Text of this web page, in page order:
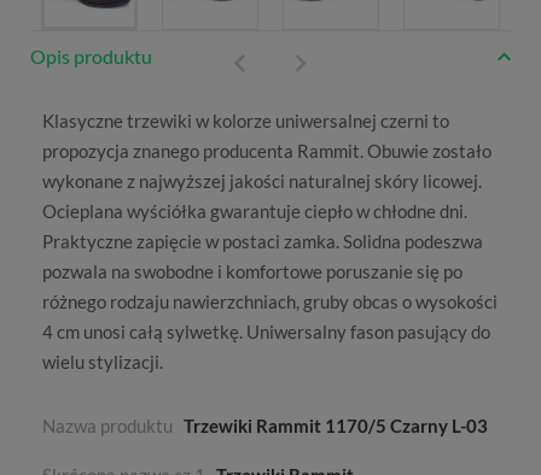
Opis produktu
Klasyczne trzewiki w kolorze uniwersalnej czerni to
propozycja znanego producenta Rammit. Obuwie zostało
wykonane z najwyższej jakości naturalnej skóry licowej.
Ocieplana wyściółka gwarantuje ciepło w chłodne dni.
Praktyczne zapięcie w postaci zamka. Solidna podeszwa
pozwala na swobodne i komfortowe poruszanie się po
różnego rodzaju nawierzchniach, gruby obcas o wysokości
4 cm unosi całą sylwetkę. Uniwersalny fason pasujący do
wielu stylizacji.
Nazwa produktu Trzewiki Rammit 1170/5 Czarny L-03